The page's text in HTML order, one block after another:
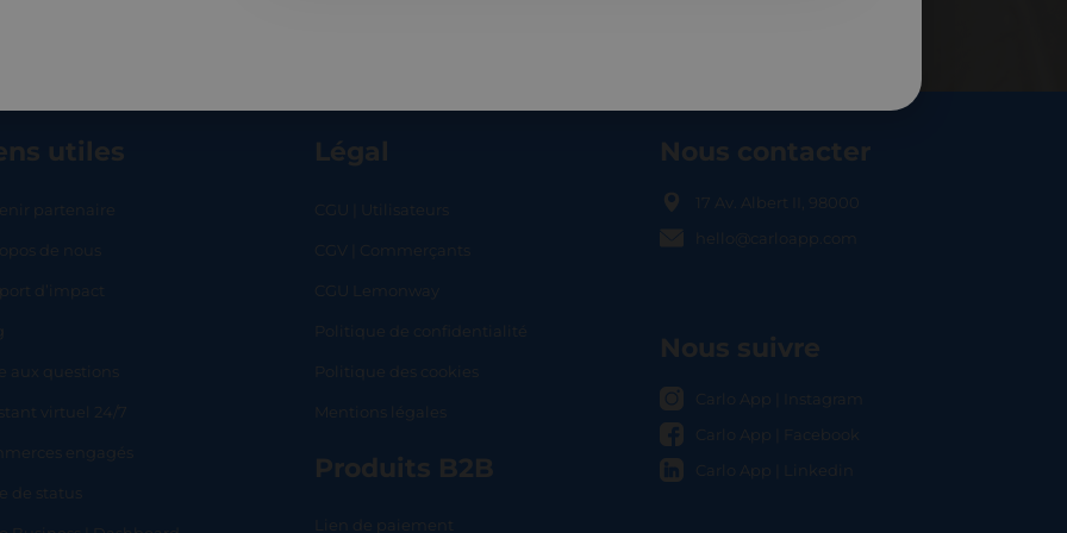
utiles
partenaire
de nous
d’impact
aux questions
virtuel 24/7
engagés
de status
Légal
CGU | Utilisateurs
CGV | Commerçants
CGU Lemonway
Politique de confidentialité
Politique des cookies
Mentions légales
Produits B2B
Lien de paiement
Nous contacter
17 Av. Albert II, 98000
hello@carloapp.com
Nous suivre
Carlo App | Instagram
Carlo App | Facebook
Carlo App | Linkedin
SHOPLOCAL